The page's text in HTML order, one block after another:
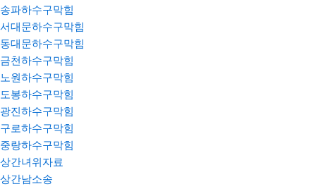
송파하수구막힘
서대문하수구막힘
동대문하수구막힘
금천하수구막힘
노원하수구막힘
도봉하수구막힘
광진하수구막힘
구로하수구막힘
중랑하수구막힘
상간녀위자료
상간남소송